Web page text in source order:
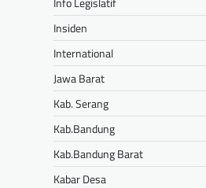
Insiden
International
Jawa Barat
Kab. Serang
Kab.Bandung
Kab.Bandung Barat
Kabar Desa